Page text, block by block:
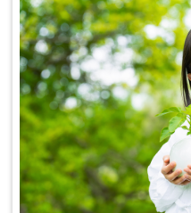
務隊、在「光
中克服暈船與
程，以及透過
學」與攀樹、
共好——描繪了
遞轉向生命轉